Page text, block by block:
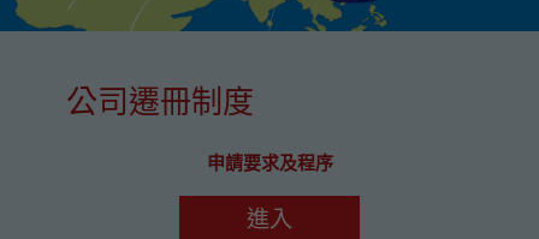
公司遷冊制度
申請要求及程序
進入